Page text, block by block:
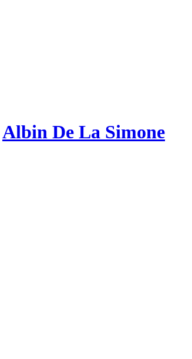
Albin De La Simone